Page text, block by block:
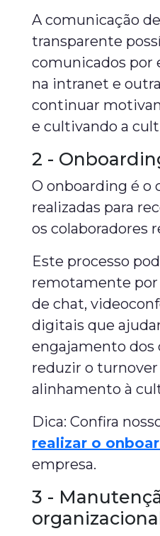
A comunicação
transparente
comunicados por
na intranet e
continuar
e cultivando a
2 -
O onboarding é o
realizadas para
os colaboradores
Este processo
remotamente
de chat,
digitais que
engajamento dos
reduzir o
alinhamento à
Dica: Confira
realizar o
empresa.
3 -